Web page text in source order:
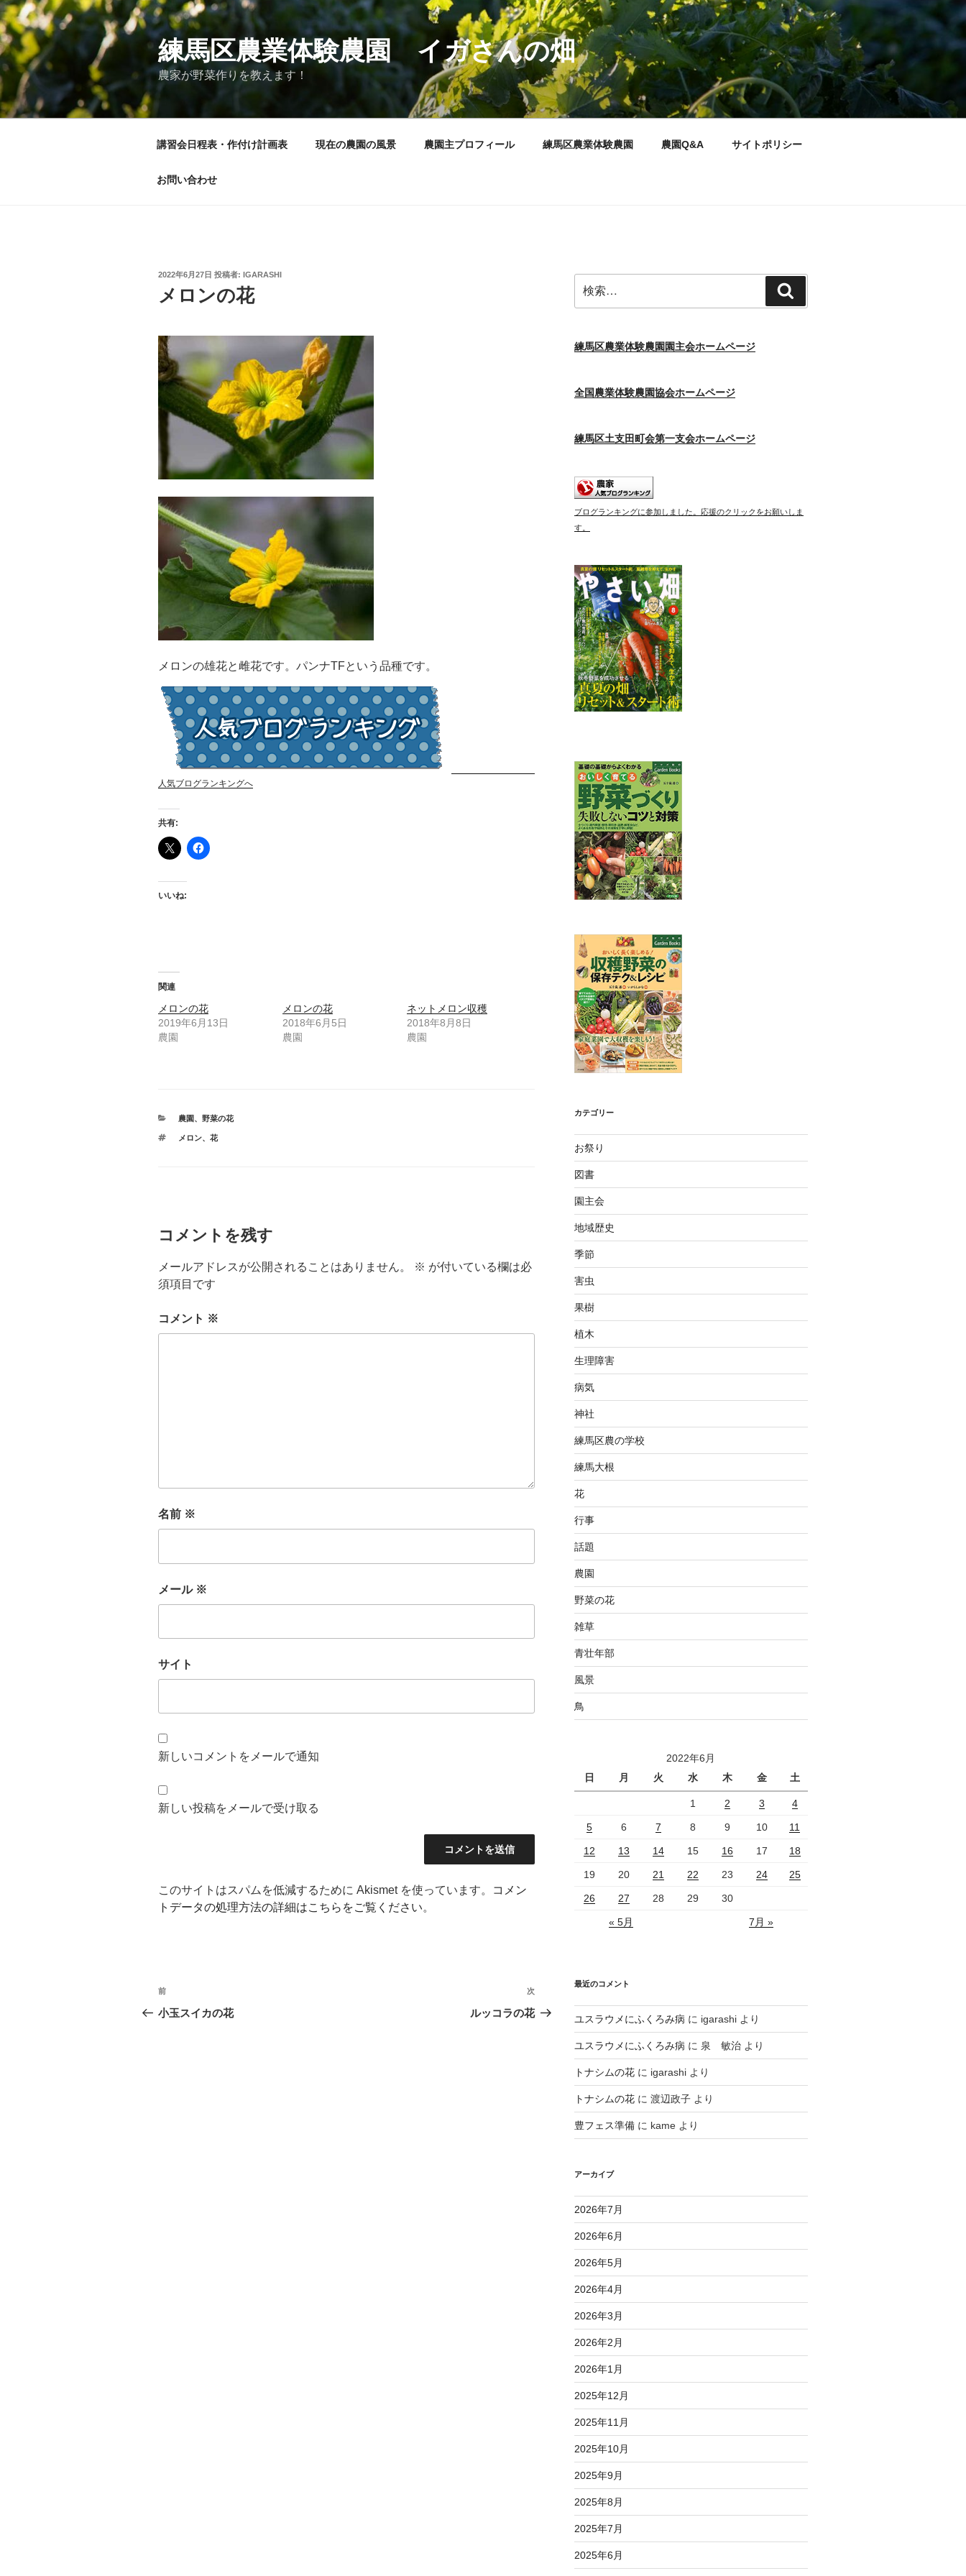
コ
ン
テ
ン
ツ
へ
ス
練馬区農業体験農園 イガさんの畑
農家が野菜作りを教えます！
講習会日程表・作付け計画表 現在の農園の風景 農園主プロフィール 練馬区農業体験農園 農園Q&A サイトポリシー
お問い合わせ
投
日:
2022年6月27日 投稿者: IGARASHI
メロンの花
メロンの雄花と雌花です。パンナTFという品種です。
人気ブログランキングへ
共有:
いいね:
関連
メロンの花
2019年6月13日
農園
メロンの花
2018年6月5日
農園
ネットメロン収穫
2018年8月8日
農園
カ
ゴ
農園、 野菜の花
タ
メロン、 花
コメントを残す
メールアドレスが公開されることはありません。 ※ が付いている欄は必
須項目です
コメント ※
名前 ※
メール ※
サイト
新しいコメントをメールで通知
新しい投稿をメールで受け取る
このサイトはスパムを低減するために Akismet を使っています。
コメン
トデータの処理方法の詳細はこちらをご覧ください。
投
稿
前
の
前
小玉スイカの花
次
の
次
ルッコラの花
索:
索
練馬区農業体験農園園主会ホームページ
全国農業体験農園協会ホームページ
練馬区土支田町会第一支会ホームページ
ブログランキングに参加しました。応援のクリックをお願いしま
す。
カテゴリー
お祭り
図書
園主会
地域歴史
季節
害虫
果樹
植木
生理障害
病気
神社
練馬区農の学校
練馬大根
花
行事
話題
農園
野菜の花
雑草
青壮年部
風景
鳥
2022年6月
日
月 火 水 木 金 土
1 2 3 4
5 6 7 8 9 10 11
12 13 14 15 16 17 18
19 20 21 22 23 24 25
26 27 28 29 30
« 5月 7月 »
最近のコメント
ユスラウメにふくろみ病 に igarashiより
ユスラウメにふくろみ病 に 泉 敏治より
トナシムの花に igarashiより
トナシムの花に 渡辺政子より
豊フェス準備に kameより
アーカイブ
2026年7月
2026年6月
2026年5月
2026年4月
2026年3月
2026年2月
2026年1月
2025年12月
2025年11月
2025年10月
2025年9月
2025年8月
2025年7月
2025年6月